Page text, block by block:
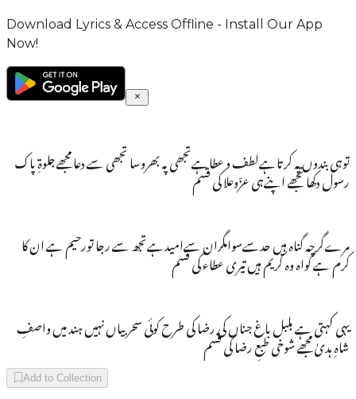
Download Lyrics & Access Offline - Install Our App
Now!
توہی بندوں پہ کرتاہےلطف و عطاہےتجھی پہ بھروسا تجھی سے دعا مجھےجلوۃِ پاک
رسول دکھا تجھے اپنےہی عزّوعلا کی قسم
مرےگرچہ گناہ ہیں حدسےسوامگران سےامیدہےتجھ سے رجا تورحیم ہے ان کا
کرم ہے گواہ وہ کریم ہیں تیری عطاء کی قسم
یہی کہتی ہے بلبل باغ جناں کی رضا کی طرح کوئی سحر بیاں نہیں ہند میں واصفِ
شاہِ ہدیٰ مجھے شوخی طبعِ رضا کی قسم
Add to Collection